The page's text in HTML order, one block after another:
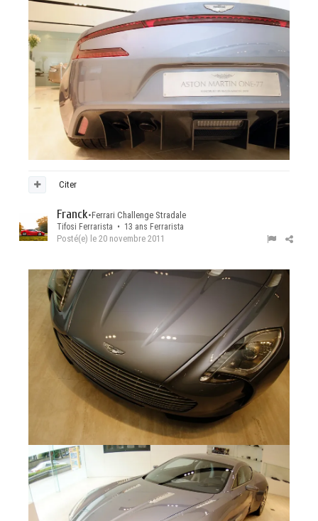
Citer
Franck•Ferrari Challenge Stradale
Tifosi Ferrarista • 13 ans Ferrarista
Posté(e) le 20 novembre 2011